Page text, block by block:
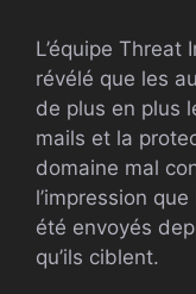
L’équipe
révélé que les
de plus en plus
mails et la
domaine mal
l’impression
été envoyés
qu’ils ciblent.